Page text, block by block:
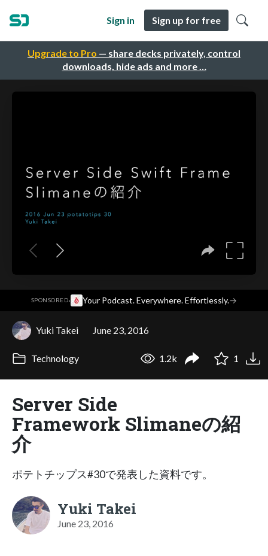
Upgrade to Pro — share decks privately, control
downloads, hide ads and more …
Sign in Sign up for free
SPONSORED· Your Podcast. Everywhere. Effortlessly.→
Yuki Takei June 23, 2016
Technology 1.2k 1
Server Side
Framework Slimaneの紹
介
ポテトチップス#30で発表した資料です。
Yuki Takei
June 23, 2016